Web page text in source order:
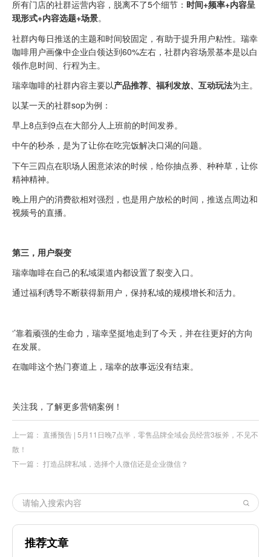
所有门店的社群运营内容，脱离不了5个细节： 时间+频率+内容呈
现形式+内容选题+场景。
社群内每日推送的主题和时间较固定，有助于提升用户粘性。瑞幸
咖啡用户画像中企业白领达到60%左右，社群内容场景基本是以白
领作息时间、行程为主。
瑞幸咖啡的社群内容主要以产品推荐、福利发放、互动玩法为主。
以某一天的社群sop为例：
早上8点到9点在大部分人上班前的时间发券。
中午的秒杀，是为了让你在吃完饭解决口渴的问题。
下午三四点在职场人困意浓浓的时候，给你抽点券、种种草，让你
精神精神。
晚上用户的消费欲相对强烈，也是用户放松的时间，推送点周边和
视频号的直播。
第三，用户裂变
瑞幸咖啡在自己的私域渠道内都设置了裂变入口。
通过福利诱导不断获得新用户，保持私域的规模增长和活力。
‘’靠着顽强的生命力，瑞幸坚挺地走到了今天，并在往更好的方向
在发展。
在咖啡这个热门赛道上，瑞幸的故事远没有结束。
关注我，了解更多营销案例！
上一篇： 直播预告 | 5月11日晚7点半，零售品牌全域会员经营3板斧，不见不
散！
下一篇： 打造品牌私域，选择个人微信还是企业微信？
推荐文章